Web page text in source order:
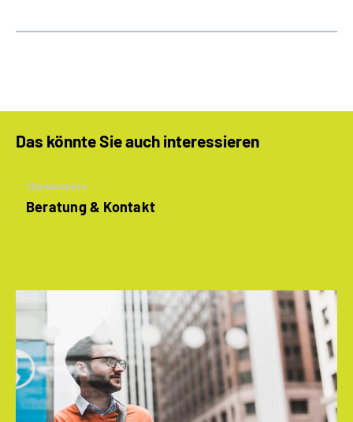
Das könnte Sie auch interessieren
Themenseite
Beratung & Kontakt